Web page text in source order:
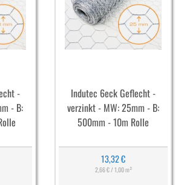
-
- B:
Indutec 6eck Geflecht -
verzinkt - MW: 25mm - B:
500mm - 10m Rolle
13,32 €
2,66 € / 1,00 m²